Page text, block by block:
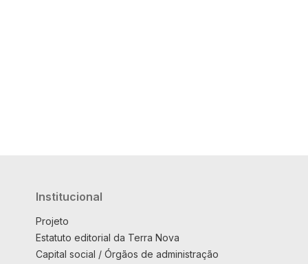
Institucional
Projeto
Estatuto editorial da Terra Nova
Capital social / Órgãos de administração